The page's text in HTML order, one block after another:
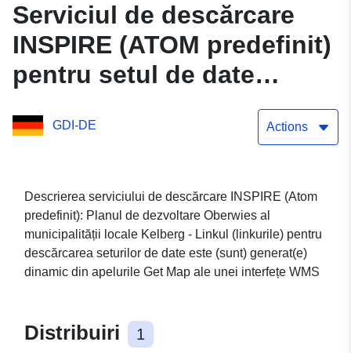
Serviciul de descărcare
INSPIRE (ATOM predefinit)
pentru setul de date
GDI-DE Actions
Descrierea serviciului de descărcare INSPIRE (Atom
predefinit): Planul de dezvoltare Oberwies al
municipalității locale Kelberg - Linkul (linkurile) pentru
descărcarea seturilor de date este (sunt) generat(e)
dinamic din apelurile Get Map ale unei interfețe WMS
Distribuiri 1